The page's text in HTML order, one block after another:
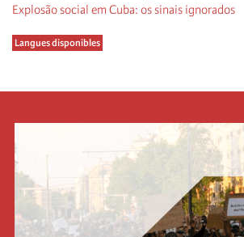
Explosão social em Cuba: os sinais ignorados
Langues disponibles